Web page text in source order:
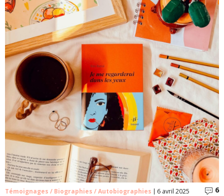
Témoignages / Biographies / Autobiographies 6 avril 2025 6